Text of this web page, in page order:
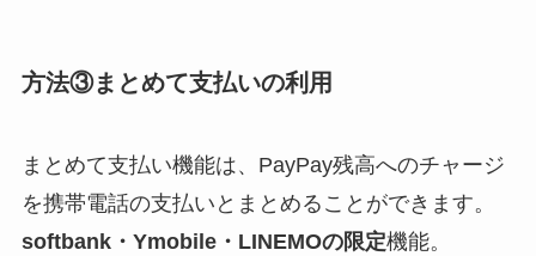
方法③まとめて支払いの利用
まとめて支払い機能は、PayPay残高へのチャージ
を携帯電話の支払いとまとめることができます。
softbank・Ymobile・LINEMOの限定機能。